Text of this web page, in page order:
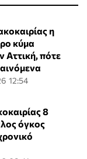
η
κύμα
Αττική, πότε
12:54
8
όγκος